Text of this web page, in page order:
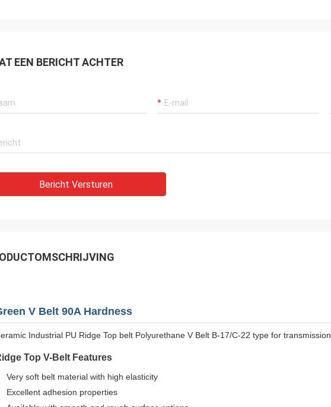
EEN BERICHT ACHTER
Bericht Versturen
V Belt 90A Hardness
Industrial PU Ridge Top belt Polyurethane V Belt B-17/C-22 type for transmission.
Top V-Belt Features
Very soft belt material with high elasticity
Excellent adhesion properties